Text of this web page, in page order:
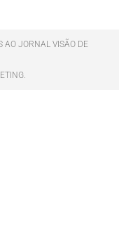
AO JORNAL VISÃO DE